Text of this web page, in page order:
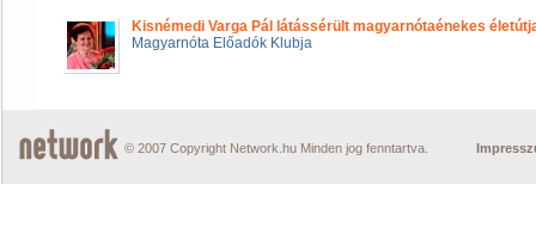
Kisnémedi Varga Pál látássérült magyarnótaénekes
Magyarnóta Előadók Klubja
© 2007 Copyright Network.hu Minden jog fenntartva.